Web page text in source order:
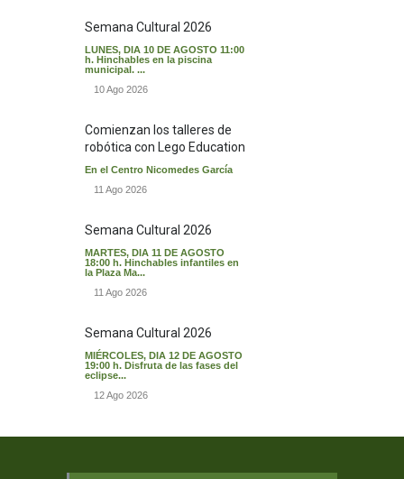
Semana Cultural 2026
LUNES, DIA 10 DE AGOSTO 11:00
h. Hinchables en la piscina
municipal. ...
10 Ago 2026
Comienzan los talleres de
robótica con Lego Education
En el Centro Nicomedes García
11 Ago 2026
Semana Cultural 2026
MARTES, DIA 11 DE AGOSTO
18:00 h. Hinchables infantiles en
la Plaza Ma...
11 Ago 2026
Semana Cultural 2026
MIÉRCOLES, DIA 12 DE AGOSTO
19:00 h. Disfruta de las fases del
eclipse...
12 Ago 2026